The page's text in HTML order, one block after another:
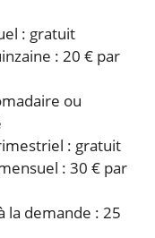
: gratuit
: 20 € par
ou
: gratuit
: 30 € par
la demande : 25